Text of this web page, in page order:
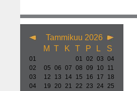
Tammikuu 2026
M T K T P L S
01 01 02 03 04
02
05 06 07 08 09 10
11
03
12 13 14 15 16 17
18
04
19 20 21 22 23 24 25